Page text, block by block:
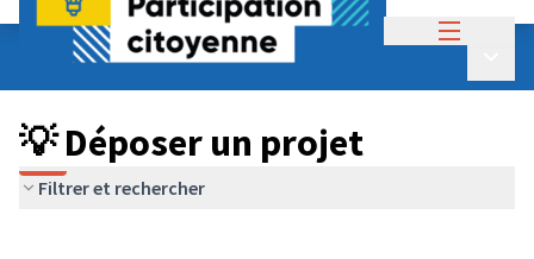
Budget Participatif ADULTE 2024
💡 Déposer un projet
💡 Déposer un projet
Filtrer et rechercher